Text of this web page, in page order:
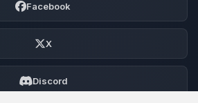
Facebook
X
Discord